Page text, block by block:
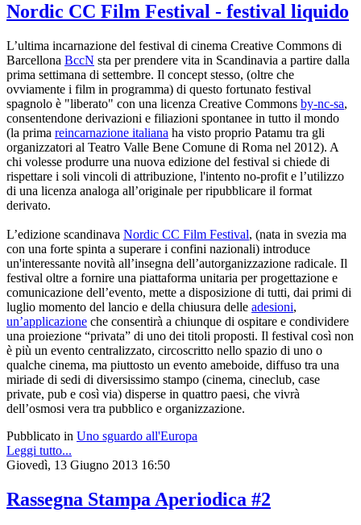
Nordic CC Film Festival - festival liquido
L’ultima incarnazione del festival di cinema Creative Commons di
Barcellona BccN sta per prendere vita in Scandinavia a partire dalla
prima settimana di settembre. Il concept stesso, (oltre che
ovviamente i film in programma) di questo fortunato festival
spagnolo è "liberato" con una licenza Creative Commons by-nc-sa,
consentendone derivazioni e filiazioni spontanee in tutto il mondo
(la prima reincarnazione italiana ha visto proprio Patamu tra gli
organizzatori al Teatro Valle Bene Comune di Roma nel 2012). A
chi volesse produrre una nuova edizione del festival si chiede di
rispettare i soli vincoli di attribuzione, l'intento no-profit e l’utilizzo
di una licenza analoga all’originale per ripubblicare il format
derivato.
L’edizione scandinava Nordic CC Film Festival, (nata in svezia ma
con una forte spinta a superare i confini nazionali) introduce
un'interessante novità all’insegna dell’autorganizzazione radicale. Il
festival oltre a fornire una piattaforma unitaria per progettazione e
comunicazione dell’evento, mette a disposizione di tutti, dai primi di
luglio momento del lancio e della chiusura delle adesioni,
un’applicazione che consentirà a chiunque di ospitare e condividere
una proiezione “privata” di uno dei titoli proposti. Il festival così non
è più un evento centralizzato, circoscritto nello spazio di uno o
qualche cinema, ma piuttosto un evento ameboide, diffuso tra una
miriade di sedi di diversissimo stampo (cinema, cineclub, case
private, pub e così via) disperse in quattro paesi, che vivrà
dell’osmosi vera tra pubblico e organizzazione.
Pubblicato in Uno sguardo all'Europa
Leggi tutto...
Giovedì, 13 Giugno 2013 16:50
Rassegna Stampa Aperiodica #2